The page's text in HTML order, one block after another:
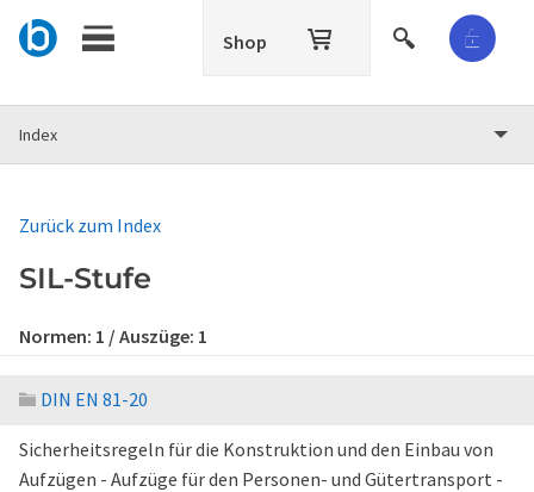
Shop
Index
Zurück zum Index
SIL-Stufe
Normen: 1 / Auszüge: 1
DIN EN 81-20
Sicherheitsregeln für die Konstruktion und den Einbau von
Aufzügen - Aufzüge für den Personen- und Gütertransport -